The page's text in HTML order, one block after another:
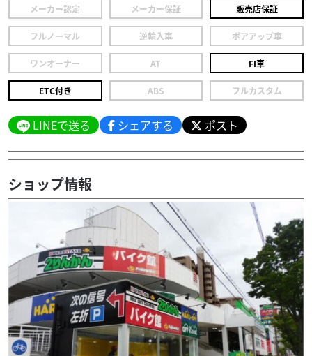
メーカー認定 メーカー保証 販売店保証
フルノーマル 逆輸入車 ボアアップ車
ワンオーナー AT FI車
ETC付き ABS フルカスタム
LINEで送る シェアする ポスト
ショップ情報